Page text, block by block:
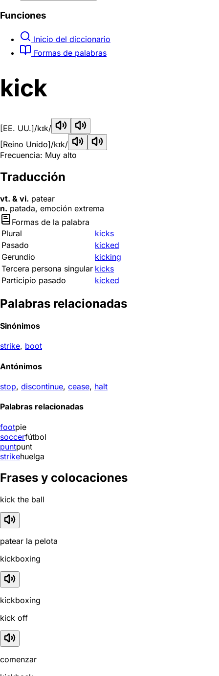
Funciones
Inicio del diccionario
Formas de palabras
kick
[EE. UU.]/kɪk/
[Reino Unido]/kɪk/
Frecuencia: Muy alto
Traducción
vt. & vi. patear
n. patada, emoción extrema
Formas de la palabra
Plural
kicks
Pasado
kicked
Gerundio
kicking
Tercera persona singular kicks
Participio pasado
kicked
Palabras relacionadas
Sinónimos
strike, boot
Antónimos
stop, discontinue, cease, halt
Palabras relacionadas
footpie
soccerfútbol
puntpunt
strikehuelga
Frases y colocaciones
kick the ball
patear la pelota
kickboxing
kickboxing
kick off
comenzar